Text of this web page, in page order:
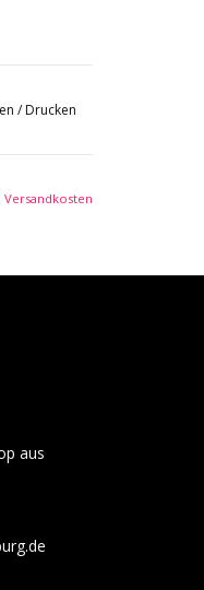
/ Drucken
Versandkosten
aus